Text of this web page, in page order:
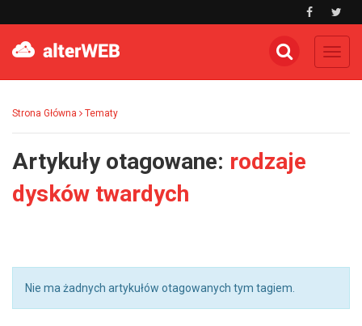
Strona Główna Tematy
Artykuły otagowane: rodzaje
dysków twardych
Nie ma żadnych artykułów otagowanych tym tagiem.